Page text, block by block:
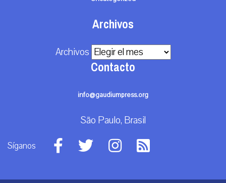
Archivos
Archivos
Contacto
info@gaudiumpress.org
São Paulo, Brasil
Síganos